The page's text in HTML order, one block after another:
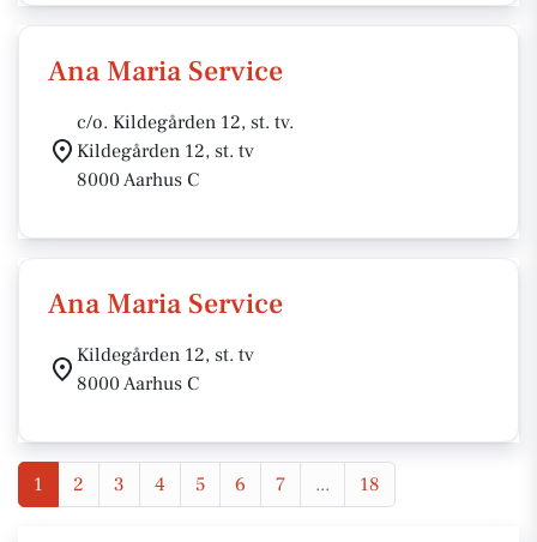
Ana Maria Service
c/o. Kildegården 12, st. tv.
Kildegården 12, st. tv
8000 Aarhus C
Ana Maria Service
Kildegården 12, st. tv
8000 Aarhus C
1 2 3 4 5 6 7 ... 18